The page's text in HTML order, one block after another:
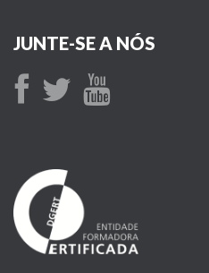
JUNTE-SE A NÓS